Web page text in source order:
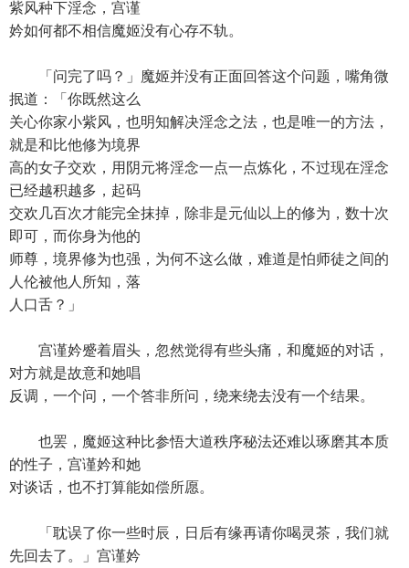
紫风种下淫念，宫谨
妗如何都不相信魔姬没有心存不轨。
「问完了吗？」魔姬并没有正面回答这个问题，嘴角微
抿道：「你既然这么
关心你家小紫风，也明知解决淫念之法，也是唯一的方法，
就是和比他修为境界
高的女子交欢，用阴元将淫念一点一点炼化，不过现在淫念
已经越积越多，起码
交欢几百次才能完全抹掉，除非是元仙以上的修为，数十次
即可，而你身为他的
师尊，境界修为也强，为何不这么做，难道是怕师徒之间的
人伦被他人所知，落
人口舌？」
宫谨妗蹙着眉头，忽然觉得有些头痛，和魔姬的对话，
对方就是故意和她唱
反调，一个问，一个答非所问，绕来绕去没有一个结果。
也罢，魔姬这种比参悟大道秩序秘法还难以琢磨其本质
的性子，宫谨妗和她
对谈话，也不打算能如偿所愿。
「耽误了你一些时辰，日后有缘再请你喝灵茶，我们就
先回去了。」宫谨妗